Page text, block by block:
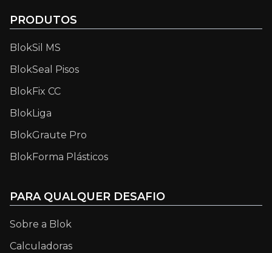
PRODUTOS
PARA QUALQUER DESAFIO
Sobre a Blok
Calculadoras
BlokSil MS
BlokSeal Pisos
BlokFix CC
BlokLiga
BlokGraute Pro
BlokForma Plásticos